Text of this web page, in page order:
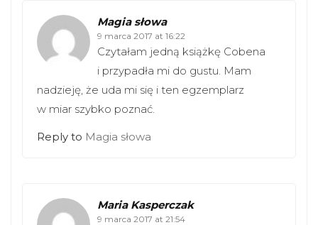
Magia słowa
9 marca 2017 at 16:22
Czytałam jedną książkę Cobena
i przypadła mi do gustu. Mam
nadzieję, że uda mi się i ten egzemplarz
w miar szybko poznać.
Reply to Magia słowa
Maria Kasperczak
9 marca 2017 at 21:54